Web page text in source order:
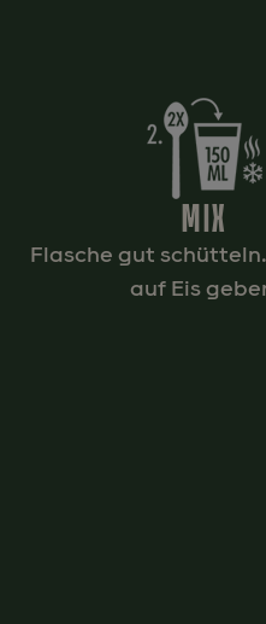
MIX
Flasche gut
auf Eis